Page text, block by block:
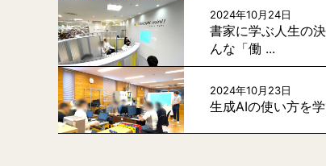
2024年10月24日
書家に学ぶ人生の
んな「働 ...
2024年10月23日
生成AIの使い方を